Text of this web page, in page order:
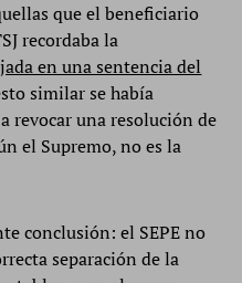
que el beneficiario
recordaba la
en una sentencia del
similar se había
revocar una resolución de
el Supremo, no es la
conclusión: el SEPE no
separación de la